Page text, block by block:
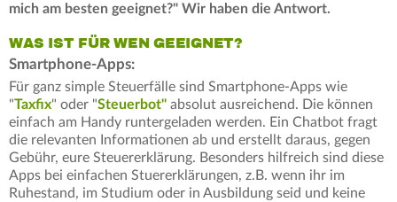
mich am besten geeignet?" Wir haben die Antwort.
WAS IST FÜR WEN GEEIGNET?
Smartphone-Apps:
Für ganz simple Steuerfälle sind Smartphone-Apps wie
"Taxfix" oder "Steuerbot" absolut ausreichend. Die können
einfach am Handy runtergeladen werden. Ein Chatbot fragt
die relevanten Informationen ab und erstellt daraus, gegen
Gebühr, eure Steuererklärung. Besonders hilfreich sind diese
Apps bei einfachen Stuererklärungen, z.B. wenn ihr im
Ruhestand, im Studium oder in Ausbildung seid und keine